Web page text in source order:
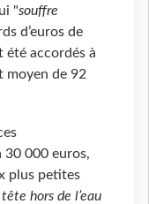
"souffre
d’euros de
été accordés à
moyen de 92
30 000 euros,
plus petites
hors de l’eau